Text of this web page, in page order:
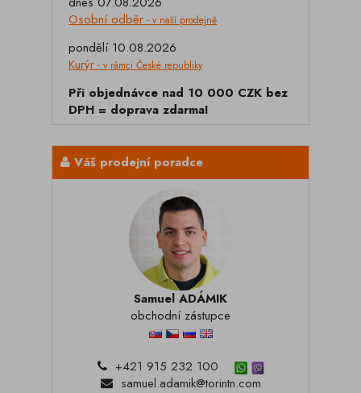
Osobní odběr - v naší prodejně
pondělí 10.08.2026
Kurýr - v rámci České republiky
Při objednávce nad 10 000 CZK bez
DPH = doprava zdarma!
Váš prodejní poradce
Samuel ADÁMIK
obchodní zástupce
+421 915 232 100
samuel.adamik@torintn.com